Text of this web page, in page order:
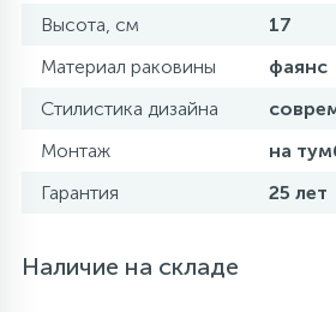
Высота, см
17
Материал раковины
фаянс
Стилистика дизайна
Монтаж
на
Гарантия
25 лет
Наличие на складе